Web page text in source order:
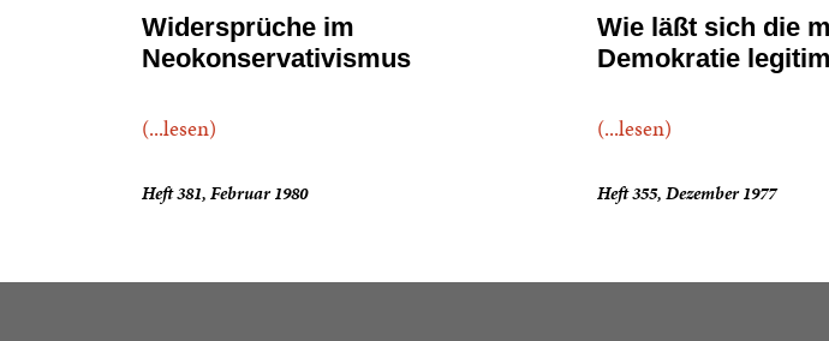
Widersprüche im
Neokonservativismus
(...lesen)
Heft 381, Februar 1980
Wie läßt sich die
Demokratie
(...lesen)
Heft 355, Dezember 1977